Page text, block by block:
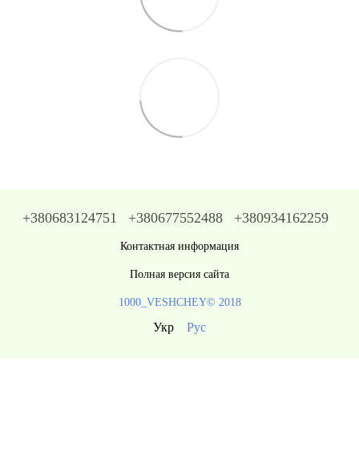
+380683124751 +380677552488 +380934162259
Контактная информация
Полная версия сайта
1000_VESHCHEY© 2018
Укр Рус